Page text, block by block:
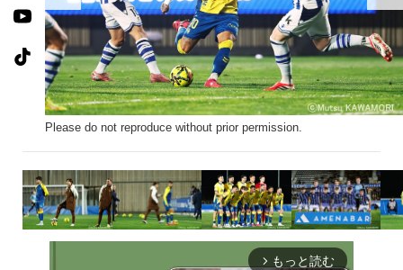
Please do not reproduce without prior permission.
arrow_forward_ios もっと読む